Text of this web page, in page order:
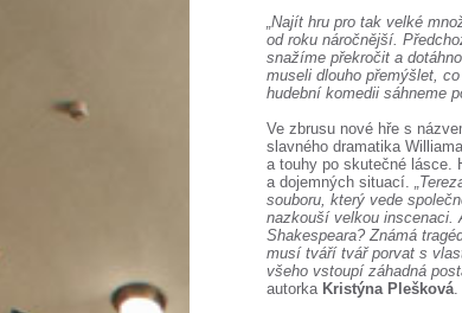
„Najít hru pro tak velké
od roku náročnější.
snažíme překročit a
museli dlouho přemýšlet,
hudební komedii sáhneme
Ve zbrusu nové hře s
slavného dramatika
a touhy po skutečné lásce.
a dojemných situací.
souboru, který vede
nazkouší velkou inscenaci.
Shakespeara? Známá
musí tváří tvář porvat s
všeho vstoupí záhadná
autorka Kristýna Plešková.